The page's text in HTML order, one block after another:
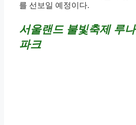
를 선보일 예정이다.
서울랜드 불빛축제 루나
파크